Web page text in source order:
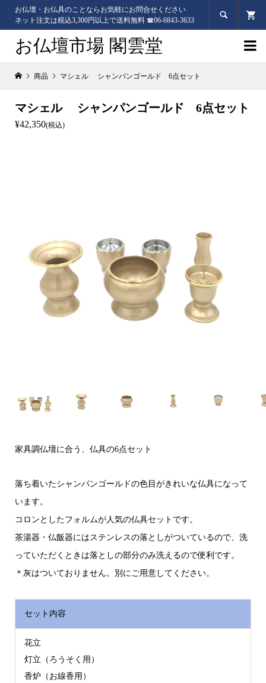
お仏壇・お仏具のことならお気軽にお問合せください
ネット注文は税込3,300円以上で送料無料 ☎06-6843-3633

お仏壇市場 閣雲堂 
商品 マシェル シャンパンゴールド 6点セット
マシェル シャンパンゴールド 6点セット
¥42,350(税込)
家具調仏壇に合う、仏具の6点セット
落ち着いたシャンパンゴールドの色目がきれいな仏具になって
います。
コロンとしたフォルムが人気の仏具セットです。
茶湯器・仏飯器にはステンレスの落としがついているので、洗
っていただくときは落としの部分のみ洗えるので便利です。
＊灰はついておりません。別にご用意してください。
セット内容
花立
灯立（ろうそく用）
香炉（お線香用）